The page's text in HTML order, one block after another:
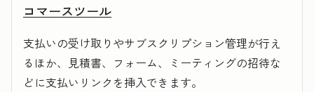
コマースツール
支払いの受け取りやサブスクリプション管理が行え
るほか、見積書、フォーム、ミーティングの招待な
どに支払いリンクを挿入できます。